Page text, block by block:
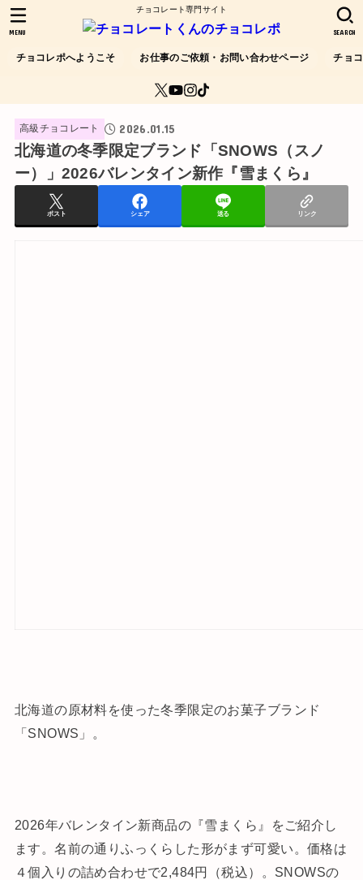
チョコレート専門サイト
チョコレポへようこそ お仕事のご依頼・お問い合わせページ チョ
SEARCH
MENU
高級チョコレート 2026.01.15
北海道の冬季限定ブランド「SNOWS（スノ
ー）」2026バレンタイン新作『雪まくら』
ポスト シェア 送る リンク
北海道の原材料を使った冬季限定のお菓子ブランド
「SNOWS」。
2026年バレンタイン新商品の『雪まくら』をご紹介し
ます。名前の通りふっくらした形がまず可愛い。価格は
４個入りの詰め合わせで2,484円（税込）。SNOWSの